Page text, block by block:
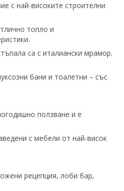
с най-високите строителни
топло и
са с италиански мрамор.
бани и тоалетни – със
ползване и е
с мебели от най-висок
рецепция, лоби бар,